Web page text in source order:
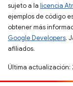
sujeto a la licencia
ejemplos de código
obtener más
Google Developers.
afiliados.
Última actualización: